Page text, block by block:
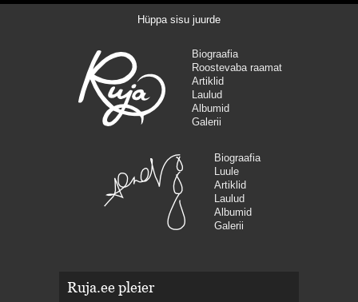
Hüppa sisu juurde
Biograafia
Roostevaba raamat
Artiklid
Laulud
Albumid
Galerii
Biograafia
Luule
Artiklid
Laulud
Albumid
Galerii
Ruja.ee pleier